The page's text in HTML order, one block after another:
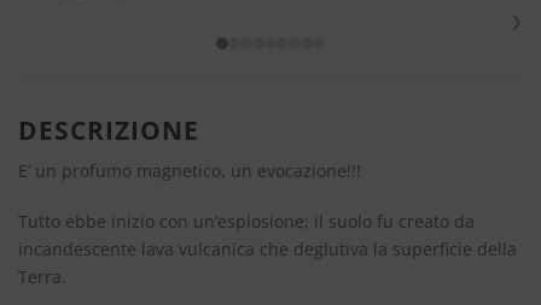
›
DESCRIZIONE
E’ un profumo magnetico, un evocazione!!!
Tutto ebbe inizio con un’esplosione; il suolo fu creato da
incandescente lava vulcanica che deglutiva la superficie della
Terra.